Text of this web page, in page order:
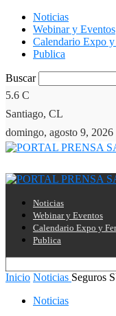
Noticias
Webinar y Eventos
Calendario Expo y
Publica
Buscar
5.6 C
Santiago, CL
domingo, agosto 9, 2026
Noticias
Webinar y Eventos
Calendario Expo y
Publica
Inicio Noticias Seguros
Noticias